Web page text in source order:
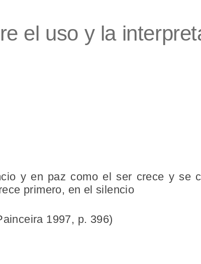
el uso y la
y en paz como el ser crece y se
primero, en el silencio
1997, p. 396)